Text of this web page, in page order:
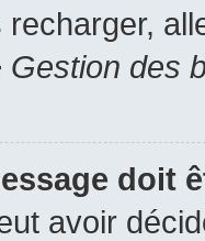
des
doit
avoir